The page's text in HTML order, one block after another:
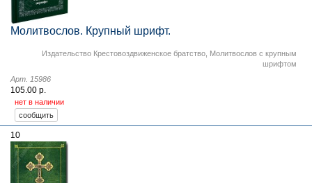
Молитвослов. Крупный шрифт.
Издательство Крестовоздвиженское братство Молитвослов с крупным
шрифтом
Арт. 15986
105.00 р.
нет в наличии
10